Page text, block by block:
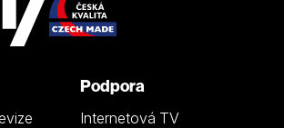
Podpora
Internetová TV